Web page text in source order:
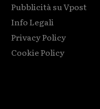
Pubblicità su Vpost
Info Legali
Privacy Policy
Cookie Policy